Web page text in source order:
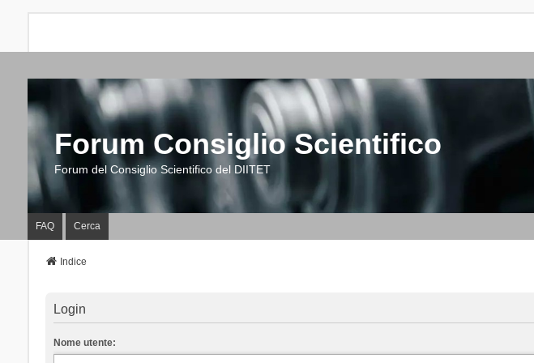
Forum Consiglio Scientifico
Forum del Consiglio Scientifico del DIITET
FAQ Cerca
Indice
Login
Nome utente: